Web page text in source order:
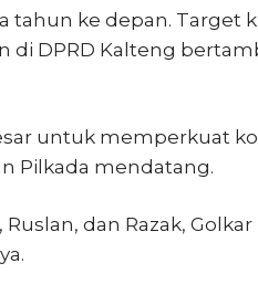
ke depan. Target
di DPRD Kalteng
untuk memperkuat
Pilkada mendatang.
dan Razak, Golkar